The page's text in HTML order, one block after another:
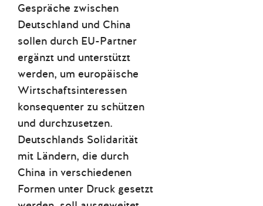
Gespräche zwischen
Deutschland und China
sollen durch EU-Partner
ergänzt und unterstützt
werden, um europäische
Wirtschaftsinteressen
konsequenter zu schützen
und durchzusetzen.
Deutschlands Solidarität
mit Ländern, die durch
China in verschiedenen
Formen unter Druck gesetzt